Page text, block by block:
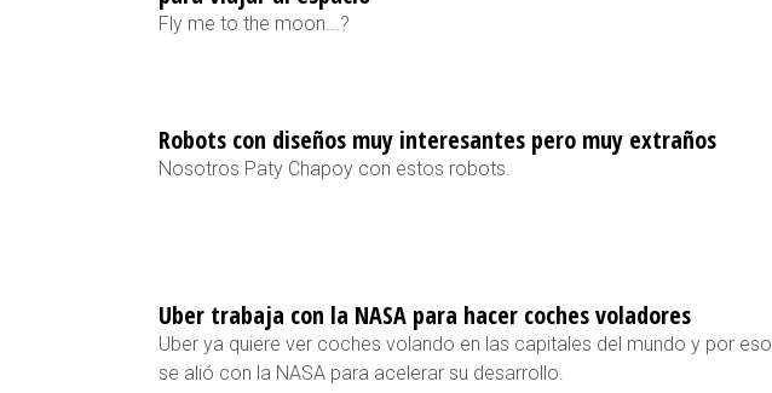
Fly me to the moon...?
Robots con diseños muy interesantes pero muy extraños
Nosotros Paty Chapoy con estos robots.
Uber trabaja con la NASA para hacer coches voladores
Uber ya quiere ver coches volando en las capitales del mundo y por eso
se alió con la NASA para acelerar su desarrollo.